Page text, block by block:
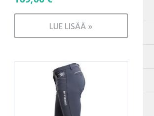
LUE LISÄÄ »